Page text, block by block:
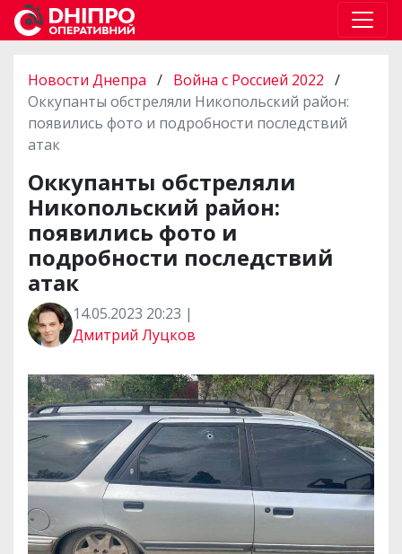
Новости Днепра / Война с Россией 2022 /
Оккупанты обстреляли Никопольский район:
появились фото и подробности последствий
атак
Оккупанты обстреляли
Никопольский район:
появились фото и
подробности последствий
атак
14.05.2023 20:23 |
Дмитрий Луцков